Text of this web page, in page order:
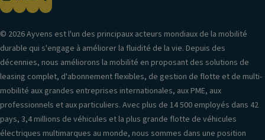
© 2026 Ayvens est l'un des principaux acteurs mondiaux de la mobilité
durable qui s'engage à améliorer la fluidité de la vie. Depuis des
décennies, nous améliorons la mobilité en proposant des solutions de
leasing complet, d'abonnement flexibles, de gestion de flotte et de multi-
mobilité aux grandes entreprises internationales, aux PME, aux
professionnels et aux particuliers. Avec plus de 14 500 employés dans 42
pays, 3,4 millions de véhicules et la plus grande flotte de véhicules
électriques multimarques au monde, nous sommes dans une position